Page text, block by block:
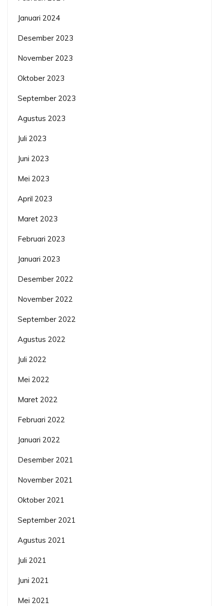
Januari 2024
Desember 2023
November 2023
Oktober 2023
September 2023
Agustus 2023
Juli 2023
Juni 2023
Mei 2023
April 2023
Maret 2023
Februari 2023
Januari 2023
Desember 2022
November 2022
September 2022
Agustus 2022
Juli 2022
Mei 2022
Maret 2022
Februari 2022
Januari 2022
Desember 2021
November 2021
Oktober 2021
September 2021
Agustus 2021
Juli 2021
Juni 2021
Mei 2021